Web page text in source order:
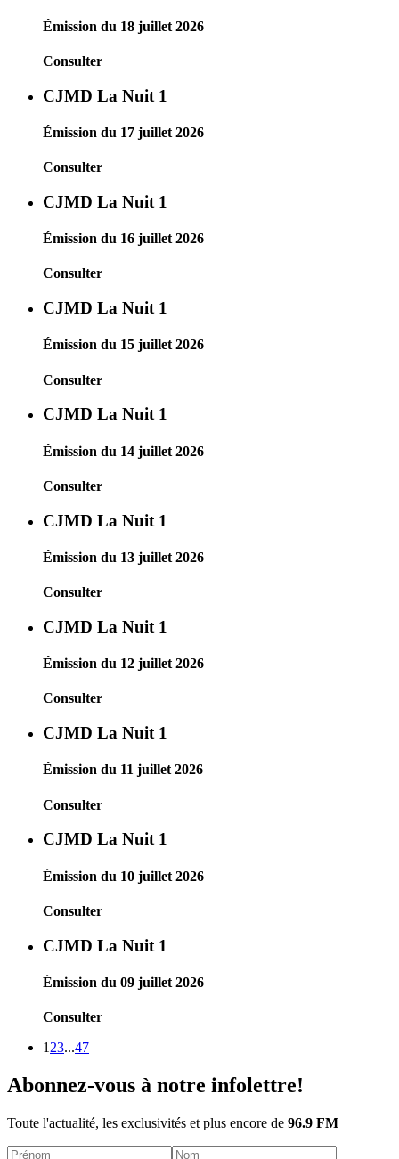
Émission du 18 juillet 2026
Consulter
CJMD La Nuit 1
Émission du 17 juillet 2026
Consulter
CJMD La Nuit 1
Émission du 16 juillet 2026
Consulter
CJMD La Nuit 1
Émission du 15 juillet 2026
Consulter
CJMD La Nuit 1
Émission du 14 juillet 2026
Consulter
CJMD La Nuit 1
Émission du 13 juillet 2026
Consulter
CJMD La Nuit 1
Émission du 12 juillet 2026
Consulter
CJMD La Nuit 1
Émission du 11 juillet 2026
Consulter
CJMD La Nuit 1
Émission du 10 juillet 2026
Consulter
CJMD La Nuit 1
Émission du 09 juillet 2026
Consulter
1 23...47
Abonnez-vous à notre infolettre!
Toute l'actualité, les exclusivités et plus encore de 96.9 FM